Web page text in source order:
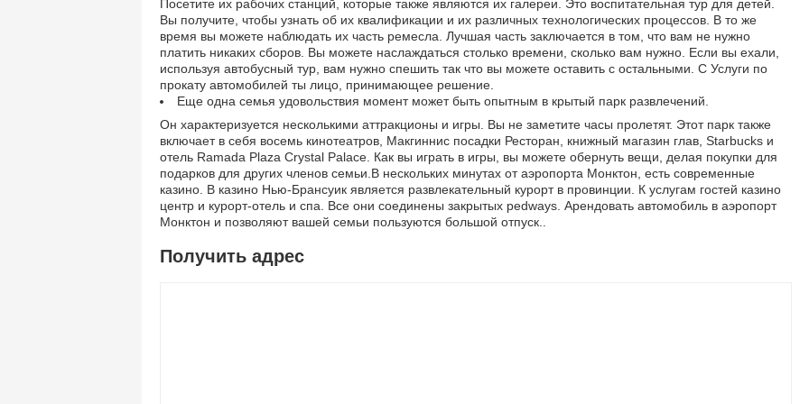
Посетите их рабочих станций, которые также являются их галереи. Это воспитательная тур для детей.
Вы получите, чтобы узнать об их квалификации и их различных технологических процессов. В то же
время вы можете наблюдать их часть ремесла. Лучшая часть заключается в том, что вам не нужно
платить никаких сборов. Вы можете наслаждаться столько времени, сколько вам нужно. Если вы ехали,
используя автобусный тур, вам нужно спешить так что вы можете оставить с остальными. С Услуги по
прокату автомобилей ты лицо, принимающее решение.
Еще одна семья удовольствия момент может быть опытным в крытый парк развлечений.
Он характеризуется несколькими аттракционы и игры. Вы не заметите часы пролетят. Этот парк также
включает в себя восемь кинотеатров, Макгиннис посадки Ресторан, книжный магазин глав, Starbucks и
отель Ramada Plaza Crystal Palace. Как вы играть в игры, вы можете обернуть вещи, делая покупки для
подарков для других членов семьи.В нескольких минутах от аэропорта Монктон, есть современные
казино. В казино Нью-Брансуик является развлекательный курорт в провинции. К услугам гостей казино
центр и курорт-отель и спа. Все они соединены закрытых pedways. Арендовать автомобиль в аэропорт
Монктон и позволяют вашей семьи пользуются большой отпуск..
Получить адрес